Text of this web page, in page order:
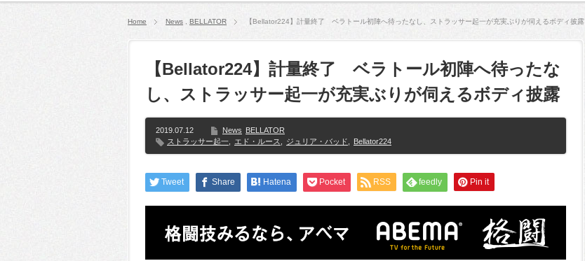
Home News BELLATOR 【Bellator224】計量終了 ベラトール初陣へ待ったなし、ストラッサー起一が充実ぶりが伺えるボディ披露
【Bellator224】計量終了 ベラトール初陣へ待ったな
し、ストラッサー起一が充実ぶりが伺えるボディ披露
2019.07.12 News BELLATOR
ストラッサー起一
エド・ルース ジュリア・バッド Bellator224
Tweet Share Hatena Pocket RSS feedly Pin it